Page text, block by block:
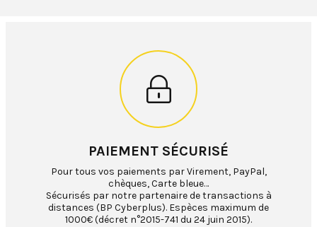
PAIEMENT SÉCURISÉ
Pour tous vos paiements par Virement, PayPal,
chèques, Carte bleue…
Sécurisés par notre partenaire de transactions à
distances (BP Cyberplus). Espèces maximum de
1000€ (décret n°2015-741 du 24 juin 2015).